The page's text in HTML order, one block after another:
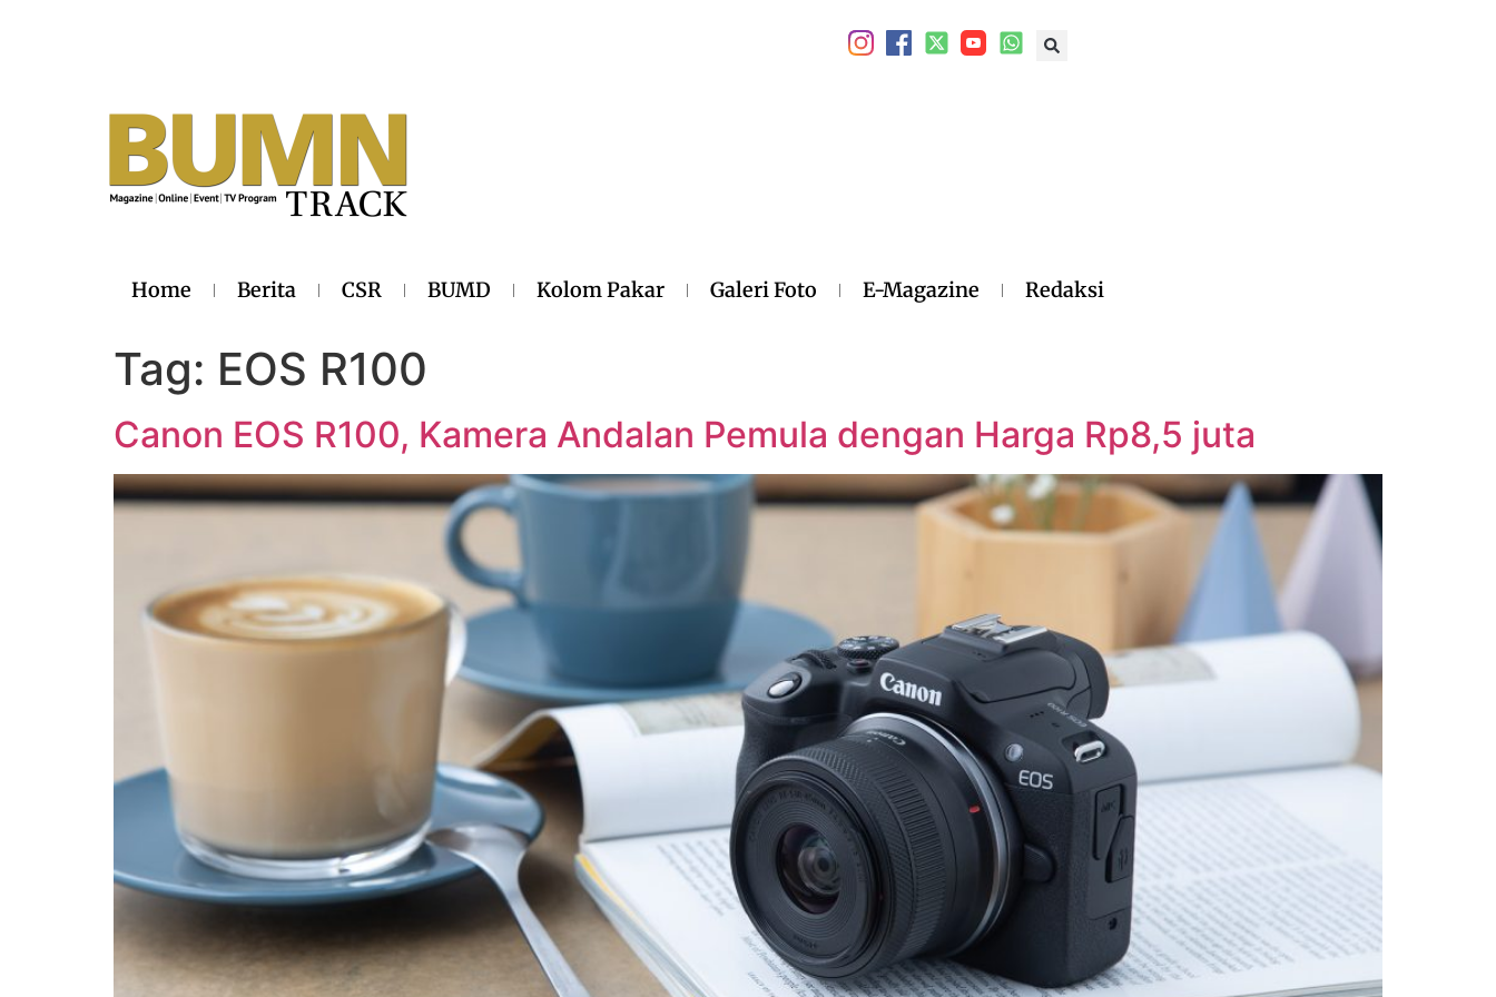
Home Berita CSR BUMD Kolom Pakar Galeri Foto E-Magazine Redaksi
Tag: EOS R100
Canon EOS R100, Kamera Andalan Pemula dengan Harga Rp8,5 juta